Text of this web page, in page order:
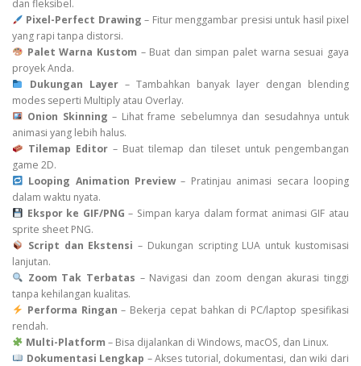
dan fleksibel.
Pixel-Perfect Drawing – Fitur menggambar presisi untuk hasil pixel
yang rapi tanpa distorsi.
Palet Warna Kustom – Buat dan simpan palet warna sesuai gaya
proyek Anda.
Dukungan Layer– Tambahkan banyak layer dengan blending
modes seperti Multiply atau Overlay.
Onion Skinning – Lihat frame sebelumnya dan sesudahnya untuk
animasi yang lebih halus.
Tilemap Editor– Buat tilemap dan tileset untuk pengembangan
game 2D.
Looping Animation Preview– Pratinjau animasi secara looping
dalam waktu nyata.
Ekspor ke GIF/PNG – Simpan karya dalam format animasi GIF atau
sprite sheet PNG.
Script dan Ekstensi – Dukungan scripting LUA untuk kustomisasi
lanjutan.
Zoom Tak Terbatas – Navigasi dan zoom dengan akurasi tinggi
tanpa kehilangan kualitas.
Performa Ringan – Bekerja cepat bahkan di PC/laptop spesifikasi
rendah.
Multi-Platform – Bisa dijalankan di Windows, macOS, dan Linux.
Dokumentasi Lengkap – Akses tutorial, dokumentasi, dan wiki dari